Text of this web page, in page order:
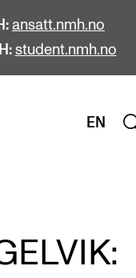
ansatt.nmh.no
student.nmh.no
EN